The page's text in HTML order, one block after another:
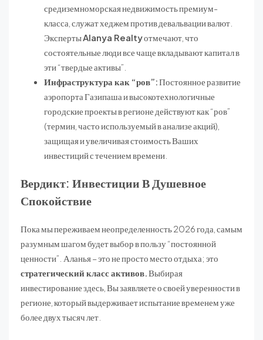
средиземноморская недвижимость премиум-
класса, служат хеджем против девальвации валют.
ЭкспертыAlanya Realtyотмечают, что
состоятельные люди все чаще вкладывают капитал в
эти “твердые активы”.
Инфраструктура как “ров”:Постоянное развитие
аэропорта Газипаша и высокотехнологичные
городские проекты в регионе действуют как “ров”
(термин, часто используемый в анализе акций),
защищая и увеличивая стоимость Ваших
инвестиций с течением времени.
Вердикт: Инвестиции В Душевное
Спокойствие
Пока мы переживаем неопределенность 2026 года, самым
разумным шагом будет выбор в пользу “постоянной
ценности”. Аланья – это не просто место отдыха; это
стратегический класс активов.Выбирая
инвестирование здесь, Вы заявляете о своей уверенности в
регионе, который выдерживает испытание временем уже
более двух тысяч лет.